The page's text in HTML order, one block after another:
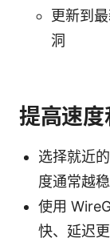
更新到
洞
提高速
选择就近
度通常越
使用
快、延迟